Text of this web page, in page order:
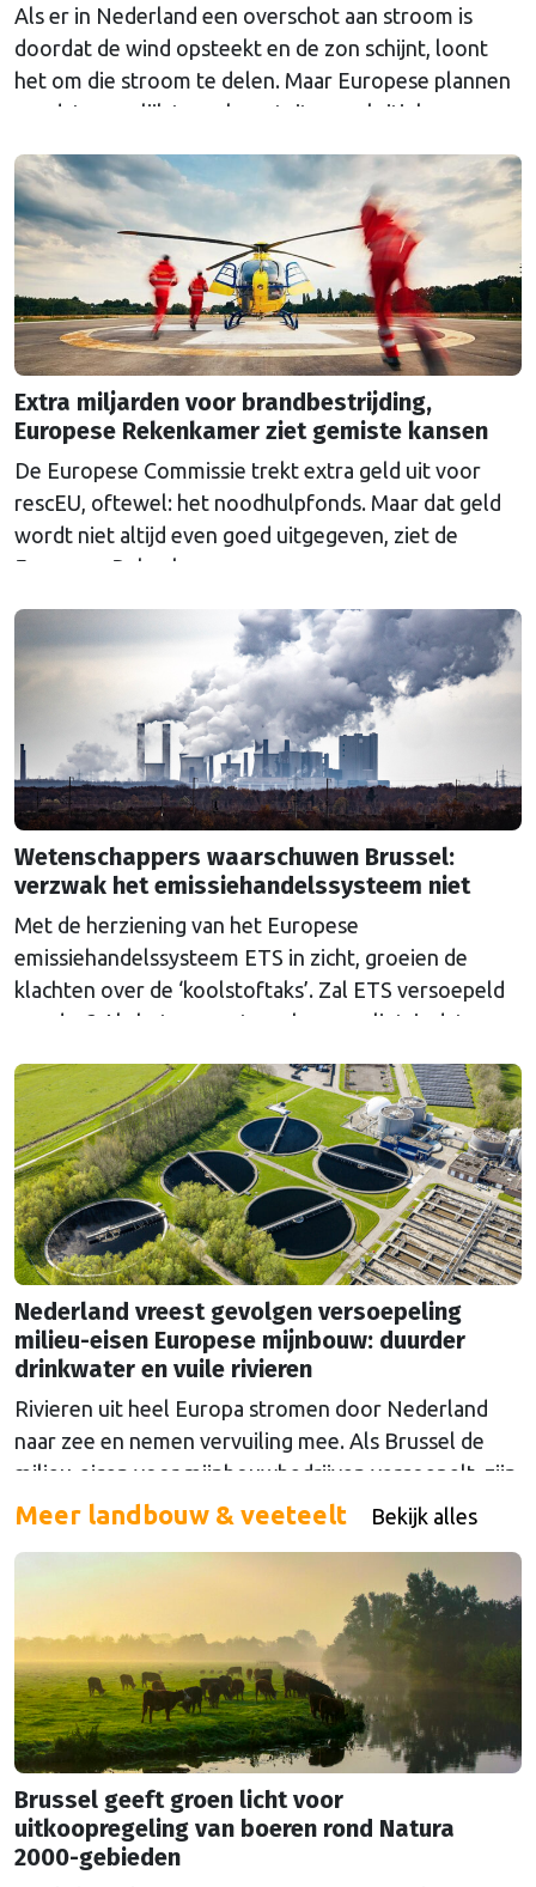
Als er in Nederland een overschot aan stroom is
doordat de wind opsteekt en de zon schijnt, loont
het om die stroom te delen. Maar Europese plannen
om dat mogelijk te maken stuiten op kritiek.
Extra miljarden voor brandbestrijding,
Europese Rekenkamer ziet gemiste kansen
De Europese Commissie trekt extra geld uit voor
rescEU, oftewel: het noodhulpfonds. Maar dat geld
wordt niet altijd even goed uitgegeven, ziet de
Europese Rekenkamer.
Wetenschappers waarschuwen Brussel:
verzwak het emissiehandelssysteem niet
Met de herziening van het Europese
emissiehandelssysteem ETS in zicht, groeien de
klachten over de ‘koolstoftaks’. Zal ETS versoepeld
worden? Als het aan wetenschappers ligt, is dat een
Nederland vreest gevolgen versoepeling
milieu-eisen Europese mijnbouw: duurder
drinkwater en vuile rivieren
Rivieren uit heel Europa stromen door Nederland
naar zee en nemen vervuiling mee. Als Brussel de
milieu-eisen voor mijnbouwbedrijven versoepelt, zijn
het de Nederlandse drinkwaterbedrijven die dat
Meer landbouw & veeteelt Bekijk alles
Brussel geeft groen licht voor
uitkoopregeling van boeren rond Natura
2000-gebieden